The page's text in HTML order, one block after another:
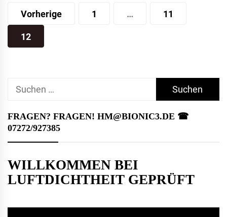
Seitennummerierung
der
Beiträge
Vorherige 1 … 11
12
Suchen
FRAGEN? FRAGEN! HM@BIONIC3.DE ☎︎
07272/927385
WILLKOMMEN BEI
LUFTDICHTHEIT GEPRÜFT